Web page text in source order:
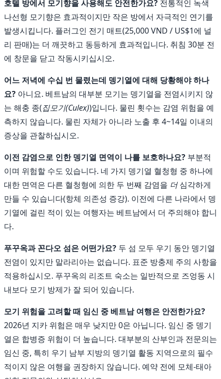
호텔 방에서 모기향을 사용해도 안전한가요? 전통적인 녹색
나선형 모기향은 효과적이지만 작은 방에서 자극적인 연기를
발생시킵니다. 플러그인 전기 매트(25,000 VND / US$1에 널
리 판매)는 더 깨끗하고 동등하게 효과적입니다. 취침 30분 전
에 창문을 닫고 작동시키십시오.
어느 저녁에 수십 번 물렸는데 뎅기열에 대해 당황해야 하나
요? 아니요. 베트남의 대부분 모기는 뎅기열을 전염시키지 않
는 해충 종(집모기(Culex))입니다. 물린 횟수는 감염 위험을 예
측하지 않습니다. 물린 자체가 아니라 노출 후 4~14일 이내의
증상을 관찰하십시오.
이전 감염으로 인한 뎅기열 면역이 나를 보호하나요? 부분적
이며 위험할 수도 있습니다. 네 가지 뎅기열 혈청형 중 하나에
대한 면역은 다른 혈청형에 의한 두 번째 감염을 더심각하게
만들 수 있습니다(항체 의존성 증강). 이전에 다른 나라에서 뎅
기열에 걸린 적이 있는 여행자는 베트남에서 더 주의해야 합니
다.
푸꾸옥과 꼰다오 섬은 어떤가요? 두 섬 모두 우기 동안 뎅기열
전염이 있지만 말라리아는 없습니다. 표준 방충제 주의 사항을
적용하십시오. 푸꾸옥의 리조트 숙소는 일반적으로 즈엉동 시
내보다 모기 방제가 잘 되어 있습니다.
모기 위험을 고려할 때 임신 중 베트남 여행은 안전한가요?
2026년 지카 위험은 매우 낮지만 0은 아닙니다. 임신 중 뎅기
열은 합병증 위험이 더 높습니다. 대부분의 산부인과 전문의는
임신 중, 특히 우기 남부 지방의 뎅기열 활동 지역으로의 필수
적이지 않은 여행을 권장하지 않습니다. 예약 전에 모체-태아